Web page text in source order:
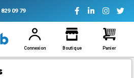
09 79
Connexion Boutique Panier